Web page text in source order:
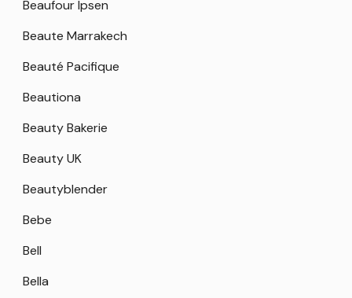
Beaufour Ipsen
Beaute Marrakech
Beauté Pacifique
Beautiona
Beauty Bakerie
Beauty UK
Beautyblender
Bebe
Bell
Bella